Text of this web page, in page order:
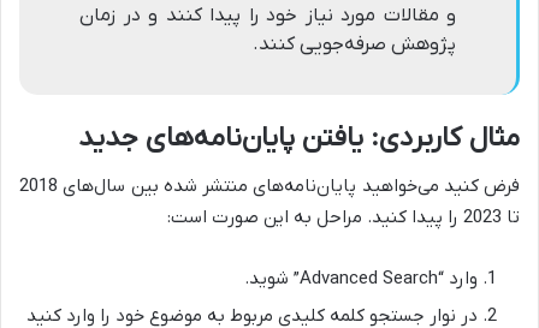
و مقالات مورد نیاز خود را پیدا کنند و در زمان
پژوهش صرفه‌جویی کنند.
مثال کاربردی: یافتن پایان‌نامه‌های جدید
فرض کنید می‌خواهید پایان‌نامه‌های منتشر شده بین سال‌های 2018
تا 2023 را پیدا کنید. مراحل به این صورت است:
وارد “Advanced Search” شوید.
در نوار جستجو کلمه کلیدی مربوط به موضوع خود را وارد کنید